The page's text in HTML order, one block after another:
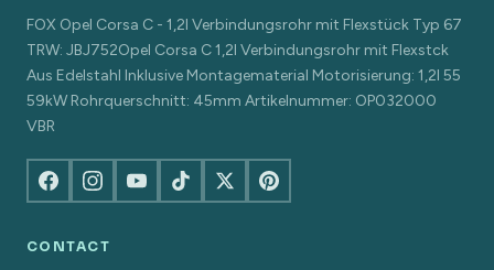
FOX Opel Corsa C - 1,2l Verbindungsrohr mit Flexstück Typ 67
TRW: JBJ752Opel Corsa C 1,2l Verbindungsrohr mit Flexstck
Aus Edelstahl Inklusive Montagematerial Motorisierung: 1,2l 55
59kW Rohrquerschnitt: 45mm Artikelnummer: OP032000
VBR
CONTACT